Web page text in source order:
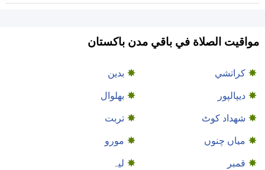
مواقيت الصلاة في باقي مدن باكستان
كراتشي
بدین
دیپالپور
بھلوال
شهداد کوٹ
تربت
میاں چنوں
مورو
قمبر
لیہ